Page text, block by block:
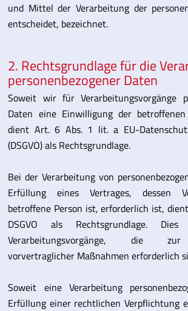
und Mittel der Verarbeitung der
entscheidet, bezeichnet.
2. Rechtsgrundlage für die
personenbezogener Daten
Soweit wir für Verarbeitungsvorgänge
Daten eine Einwilligung der
dient Art. 6 Abs. 1 lit. a EU-
(DSGVO) als Rechtsgrundlage.
Bei der Verarbeitung von
Erfüllung eines Vertrages, dessen
betroffene Person ist, erforderlich ist,
DSGVO als Rechtsgrundlage.
Verarbeitungsvorgänge, die
vorvertraglicher Maßnahmen erforderlich
Soweit eine Verarbeitung
Erfüllung einer rechtlichen Verpflichtung